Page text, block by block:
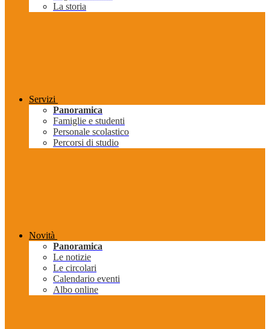
La storia
Servizi
Panoramica
Famiglie e studenti
Personale scolastico
Percorsi di studio
Novità
Panoramica
Le notizie
Le circolari
Calendario eventi
Albo online